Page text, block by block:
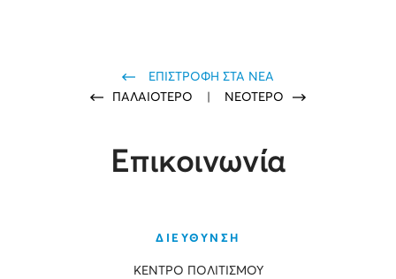
ΕΠΙΣΤΡΟΦΗ ΣΤΑ ΝΕΑ
ΠΑΛΑΙΟΤΕΡΟ
ΝΕΟΤΕΡΟ
Επικοινωνία
ΔΙΕΥΘΥΝΣΗ
ΚΕΝΤΡΟ ΠΟΛΙΤΙΣΜΟΥ